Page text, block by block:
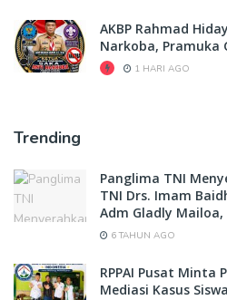
AKBP Rahmad
Narkoba, Pramuka
1 HARI AGO
Trending
Panglima TNI
TNI Drs. Imam
Adm Gladly Mailoa,
6 TAHUN AGO
RPPAI Pusat Minta
Mediasi Kasus